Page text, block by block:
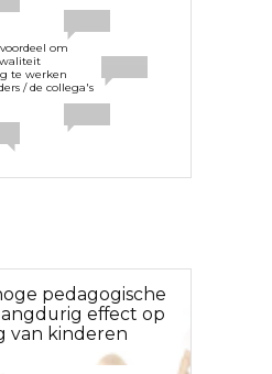
om
te werken
/ de collega's
pedagogische
effect op
van kinderen